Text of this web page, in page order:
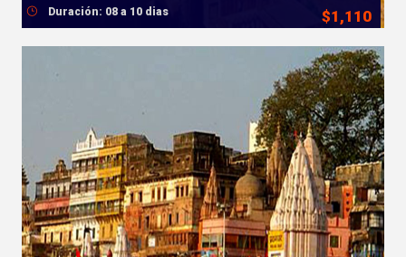
$1,110
Duración: 08 a 10 dias